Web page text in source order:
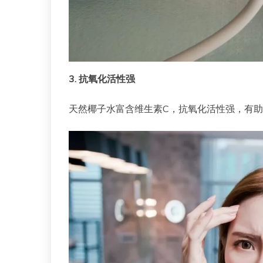
3. 抗氧化活性强
天然椰子水富含维生素C，抗氧化活性强，有